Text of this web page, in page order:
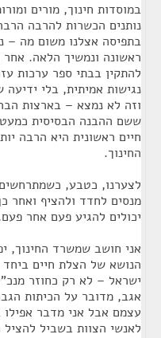
במוסדות חינוך, מורים
נותנים הכשרות להרבה
בתפיסה אצלנו משום מה
ראשונה ונמשיך הלאה.
נגישות אמיתית, בלי
וזה לא נמצא – בארצות
ששם ההבנה הבסיסית
חיים ראשונית היא הרבה
החינוך.
לצערנו, כטבע, כשמתרחשים
מנסים לחדד ולהציף ואחר
יכולים להגיע פעם אחר
אני חושב שמשרד החינוך,
הנושא של הצלת חיים ביחד
ישראל – לא רק כחוזר
אגב, מדובר על הכיתות
עצמם אבל אני מדבר
לאנשי הצוות בשביל להציל